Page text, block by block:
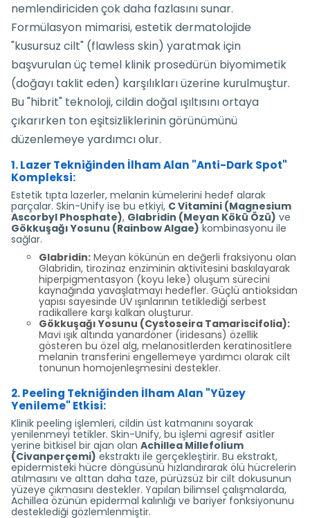
nemlendiriciden çok daha fazlasını sunar.
Formülasyon mimarisi, estetik dermatolojide
"kusursuz cilt" (flawless skin) yaratmak için
başvurulan üç temel klinik prosedürün biyomimetik
(doğayı taklit eden) karşılıkları üzerine kurulmuştur.
Bu "hibrit" teknoloji, cildin doğal ışıltısını ortaya
çıkarırken ton eşitsizliklerinin görünümünü
düzenlemeye yardımcı olur.
1. Lazer Tekniğinden İlham Alan "Anti-Dark Spot"
Kompleksi:
Estetik tıpta lazerler, melanin kümelerini hedef alarak
parçalar. Skin-Unify ise bu etkiyi, C Vitamini (Magnesium
Ascorbyl Phosphate), Glabridin (Meyan Kökü Özü) ve
Gökkuşağı Yosunu (Rainbow Algae) kombinasyonu ile
sağlar.
Glabridin: Meyan kökünün en değerli fraksiyonu olan
Glabridin, tirozinaz enziminin aktivitesini baskılayarak
hiperpigmentasyon (koyu leke) oluşum sürecini
kaynağında yavaşlatmayı hedefler. Güçlü antioksidan
yapısı sayesinde UV ışınlarının tetiklediği serbest
radikallere karşı kalkan oluşturur.
Gökkuşağı Yosunu (Cystoseira Tamariscifolia):
Mavi ışık altında yanardöner (iridesans) özellik
gösteren bu özel alg, melanositlerden keratinositlere
melanin transferini engellemeye yardımcı olarak cilt
tonunun homojenleşmesini destekler.
2. Peeling Tekniğinden İlham Alan "Yüzey
Yenileme" Etkisi:
Klinik peeling işlemleri, cildin üst katmanını soyarak
yenilenmeyi tetikler. Skin-Unify, bu işlemi agresif asitler
yerine bitkisel bir ajan olan Achillea Millefolium
(Civanperçemi) ekstraktı ile gerçekleştirir. Bu ekstrakt,
epidermisteki hücre döngüsünü hızlandırarak ölü hücrelerin
atılmasını ve alttan daha taze, pürüzsüz bir cilt dokusunun
yüzeye çıkmasını destekler. Yapılan bilimsel çalışmalarda,
Achillea özünün epidermal kalınlığı ve bariyer fonksiyonunu
desteklediği gözlemlenmiştir.